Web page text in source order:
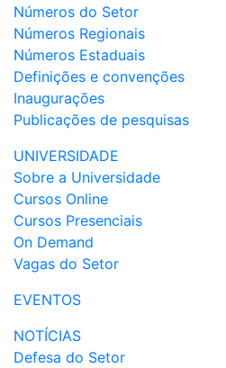
Números do Setor
Números Regionais
Números Estaduais
Definições e convenções
Inaugurações
Publicações de pesquisas
UNIVERSIDADE
Sobre a Universidade
Cursos Online
Cursos Presenciais
On Demand
Vagas do Setor
EVENTOS
NOTÍCIAS
Defesa do Setor